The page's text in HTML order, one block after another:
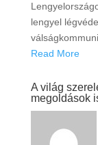
lengyel
Read More
A világ
megoldások